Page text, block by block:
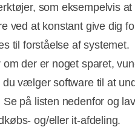
som eksempelvis
ved at konstant give dig
til forståelse af systemet.
der er noget sparet,
vælger software til at
på listen nedenfor og
og/eller it-afdeling.